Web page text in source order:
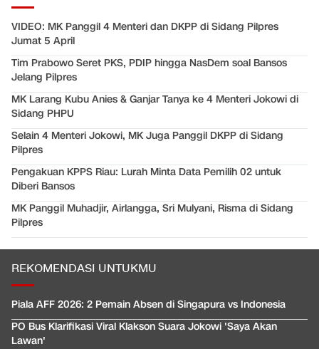
VIDEO: MK Panggil 4 Menteri dan DKPP di Sidang Pilpres
Jumat 5 April
Tim Prabowo Seret PKS, PDIP hingga NasDem soal Bansos
Jelang Pilpres
MK Larang Kubu Anies & Ganjar Tanya ke 4 Menteri Jokowi di
Sidang PHPU
Selain 4 Menteri Jokowi, MK Juga Panggil DKPP di Sidang
Pilpres
Pengakuan KPPS Riau: Lurah Minta Data Pemilih 02 untuk
Diberi Bansos
MK Panggil Muhadjir, Airlangga, Sri Mulyani, Risma di Sidang
Pilpres
REKOMENDASI UNTUKMU
Piala AFF 2026: 2 Pemain Absen di Singapura vs Indonesia
PO Bus Klarifikasi Viral Klakson Suara Jokowi 'Saya Akan
Lawan'